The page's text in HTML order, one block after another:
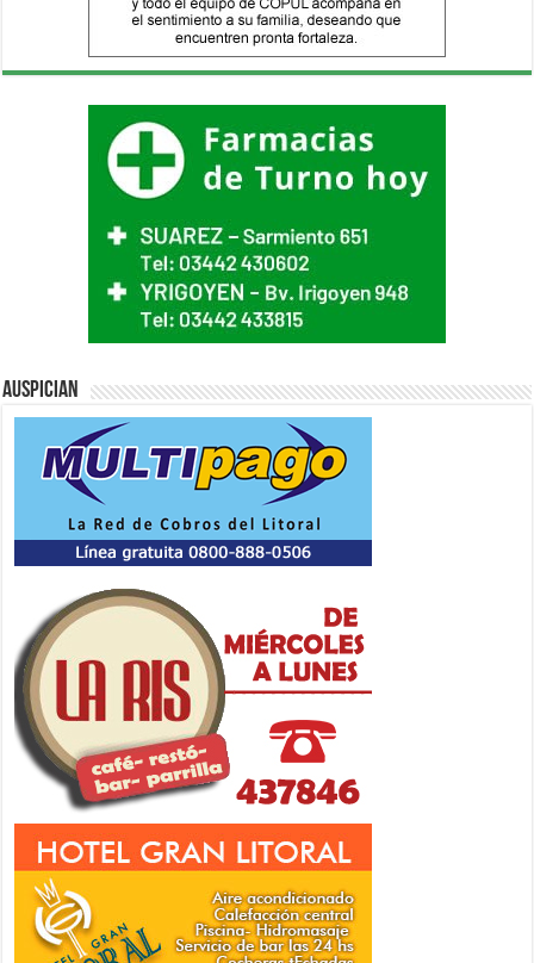
Auspician